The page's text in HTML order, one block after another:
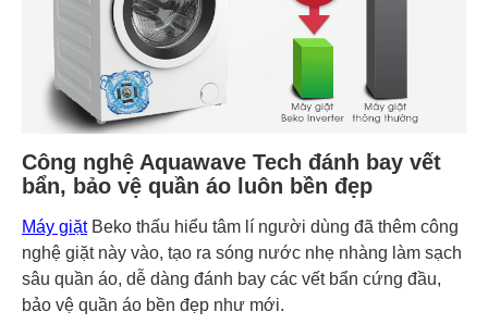
Công nghệ Aquawave Tech đánh bay vết
bẩn, bảo vệ quần áo luôn bền đẹp
Máy giặtBeko thấu hiểu tâm lí người dùng đã thêm công
nghệ giặt này vào, tạo ra sóng nước nhẹ nhàng làm sạch
sâu quần áo, dễ dàng đánh bay các vết bẩn cứng đầu,
bảo vệ quần áo bền đẹp như mới.